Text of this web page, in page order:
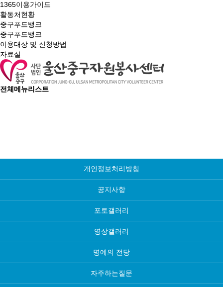
1365이용가이드
활동처현황
중구푸드뱅크
중구푸드뱅크
이용대상 및 신청방법
자료실
전체메뉴리스트
개인정보처리방침
공지사항
포토갤러리
영상갤러리
명예의 전당
자주하는질문